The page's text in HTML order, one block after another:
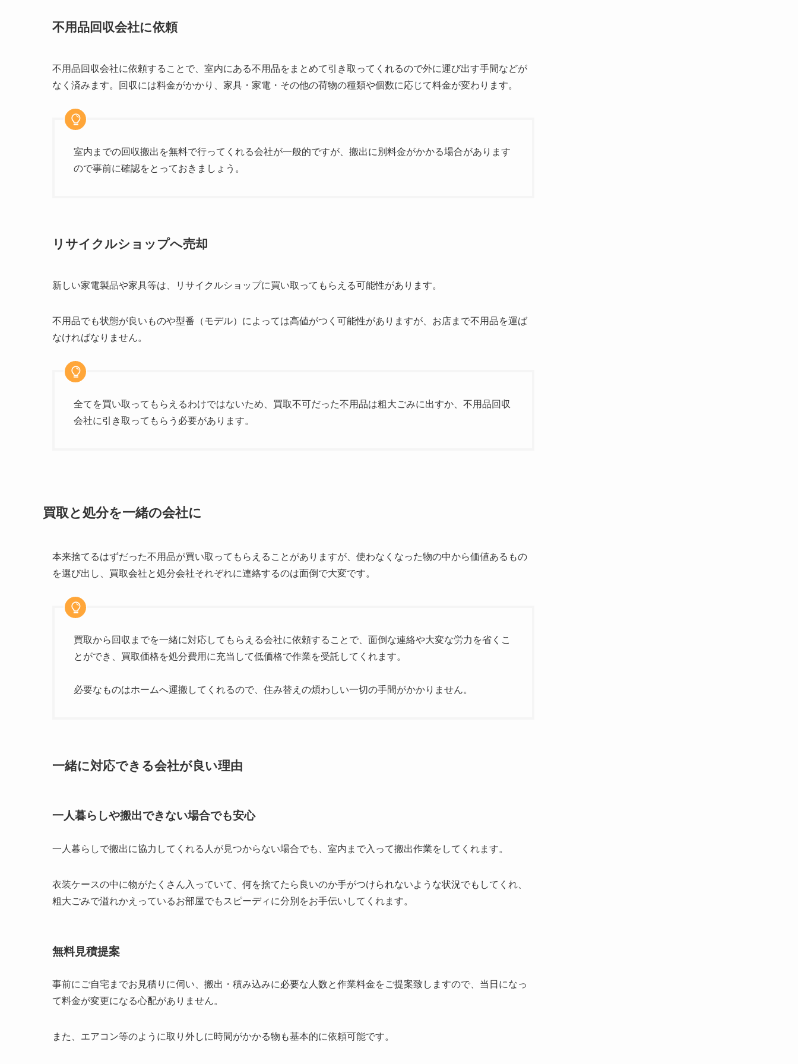
不用品回収会社に依頼
不用品回収会社に依頼することで、室内にある不用品をまとめて引き取ってくれるので外に運び出す手間などが
なく済みます。回収には料金がかかり、家具・家電・その他の荷物の種類や個数に応じて料金が変わります。
室内までの回収搬出を無料で行ってくれる会社が一般的ですが、搬出に別料金がかかる場合があります
ので事前に確認をとっておきましょう。
リサイクルショップへ売却
新しい家電製品や家具等は、リサイクルショップに買い取ってもらえる可能性があります。
不用品でも状態が良いものや型番（モデル）によっては高値がつく可能性がありますが、お店まで不用品を運ば
なければなりません。
全てを買い取ってもらえるわけではないため、買取不可だった不用品は粗大ごみに出すか、不用品回収
会社に引き取ってもらう必要があります。
買取と処分を一緒の会社に
本来捨てるはずだった不用品が買い取ってもらえることがありますが、使わなくなった物の中から価値あるもの
を選び出し、買取会社と処分会社それぞれに連絡するのは面倒で大変です。
買取から回収までを一緒に対応してもらえる会社に依頼することで、面倒な連絡や大変な労力を省くこ
とができ、買取価格を処分費用に充当して低価格で作業を受託してくれます。
必要なものはホームへ運搬してくれるので、住み替えの煩わしい一切の手間がかかりません。
一緒に対応できる会社が良い理由
一人暮らしや搬出できない場合でも安心
一人暮らしで搬出に協力してくれる人が見つからない場合でも、室内まで入って搬出作業をしてくれます。
衣装ケースの中に物がたくさん入っていて、何を捨てたら良いのか手がつけられないような状況でもしてくれ、
粗大ごみで溢れかえっているお部屋でもスピーディに分別をお手伝いしてくれます。
無料見積提案
事前にご自宅までお見積りに伺い、搬出・積み込みに必要な人数と作業料金をご提案致しますので、当日になっ
て料金が変更になる心配がありません。
また、エアコン等のように取り外しに時間がかかる物も基本的に依頼可能です。